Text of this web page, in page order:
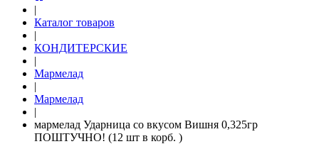
|
Каталог товаров
|
КОНДИТЕРСКИЕ
|
Мармелад
|
Мармелад
|
мармелад Ударница со вкусом Вишня 0,325гр
ПОШТУЧНО! (12 шт в корб. )